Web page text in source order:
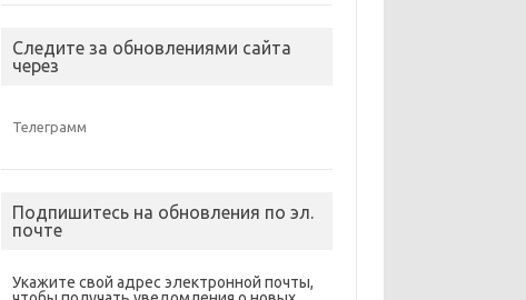
Следите за обновлениями сайта
через
Телеграмм
Подпишитесь на обновления по эл.
почте
Укажите свой адрес электронной почты,